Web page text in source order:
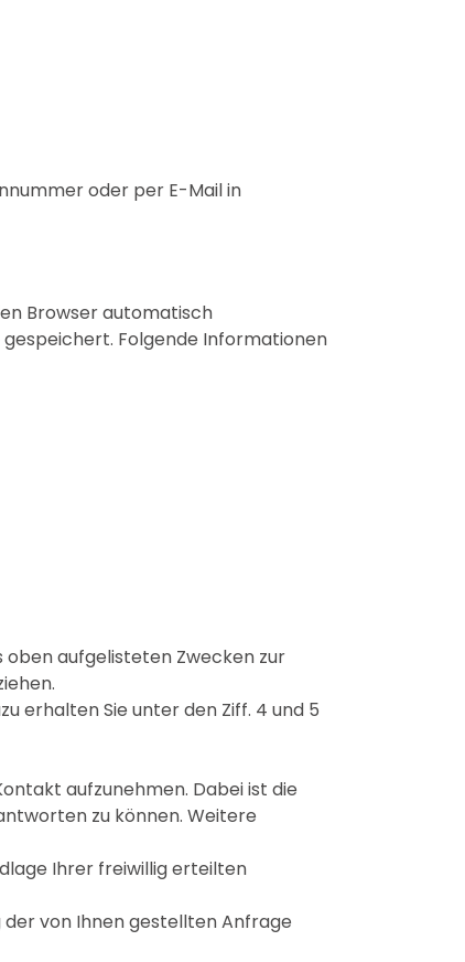
oder per E-Mail in
Browser automatisch
Folgende Informationen
oben aufgelisteten Zwecken zur
erhalten Sie unter den Ziff. 4 und 5
aufzunehmen. Dabei ist die
zu können. Weitere
Ihrer freiwillig erteilten
von Ihnen gestellten Anfrage